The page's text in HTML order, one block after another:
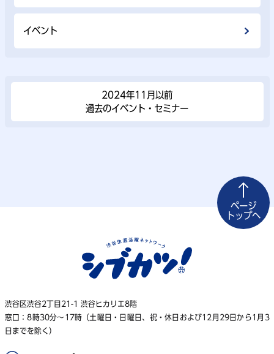
イベント
2024年11⽉以前
過去のイベント・セミナー
ページ
トップへ
渋谷区渋谷2丁目21-1 渋谷ヒカリエ8階
窓口：8時30分～17時（土曜日・日曜日、祝・休日および12月29日から1月3
日までを除く）